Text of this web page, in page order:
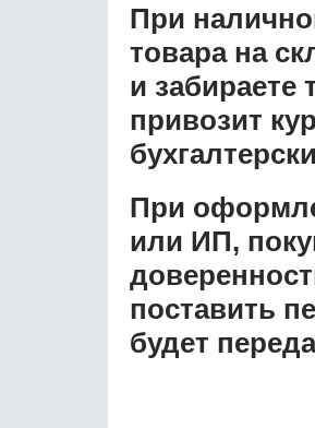
При
товара на
и забираете
привозит
При
или ИП,
поставить
будет